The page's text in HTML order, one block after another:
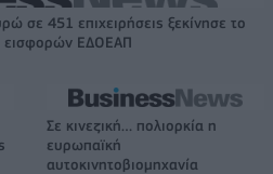
σε 451 επιχειρήσεις ξεκίνησε το
εισφορών ΕΔΟΕΑΠ
Σε κινεζική… πολιορκία η
ευρωπαϊκή
αυτοκινητοβιομηχανία